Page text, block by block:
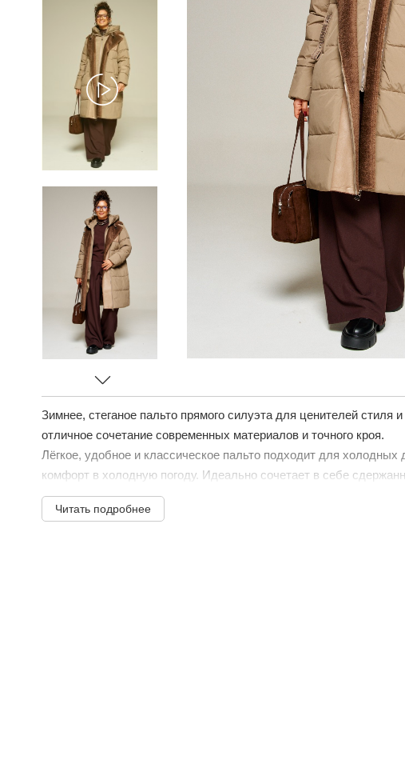
Зимнее, стеганое пальто прямого силуэта для ценителей стиля
отличное сочетание современных материалов и точного кроя.
Лёгкое, удобное и классическое пальто подходит для холодных
комфорт в холодную погоду. Идеально сочетает в себе
Читать подробнее